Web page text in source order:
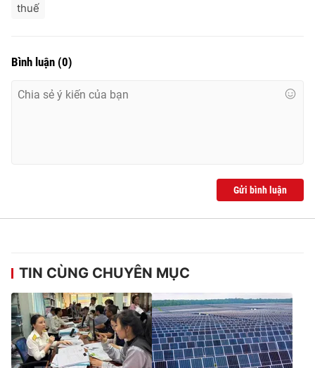
thuế
Bình luận (0)
Gửi bình luận
TIN CÙNG CHUYÊN MỤC